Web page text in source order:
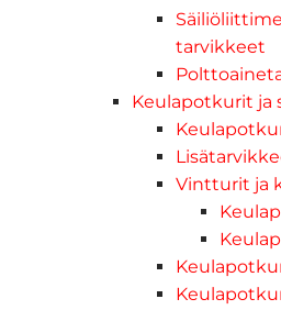
tarvikkeet
Keulapotkurit ja
Vintturit ja